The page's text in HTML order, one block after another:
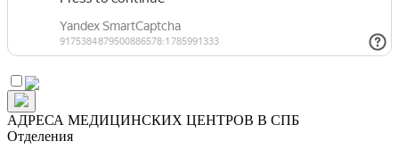
АДРЕСА МЕДИЦИНСКИХ ЦЕНТРОВ В СПБ
Отделения